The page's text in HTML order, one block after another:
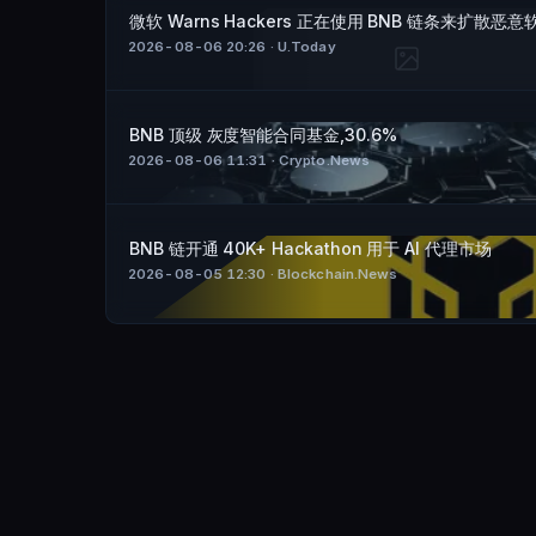
微软 Warns Hackers 正在使用 BNB 链条来扩散恶意
2026-08-06 20:26 · U.Today
BNB 顶级 灰度智能合同基金,30.6%
2026-08-06 11:31· Crypto.News
BNB 链开通 40K+ Hackathon 用于 AI 代理市场
2026-08-05 12:30 · Blockchain.News